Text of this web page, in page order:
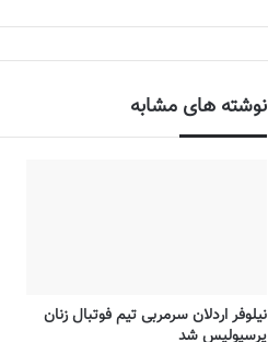
نوشته های مشابه
نیلوفر اردلان سرمربی تیم فوتبال زنان
پرسپولیس شد